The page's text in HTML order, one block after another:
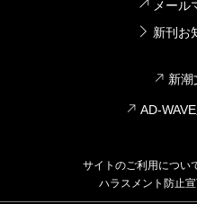
メール
新刊お
新潮
AD-
サイトのご利用につい
ハラスメント防止